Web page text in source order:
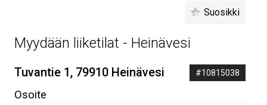
Suosikki
Myydään liiketilat - Heinävesi
Tuvantie 1, 79910 Heinävesi #10815038
Osoite